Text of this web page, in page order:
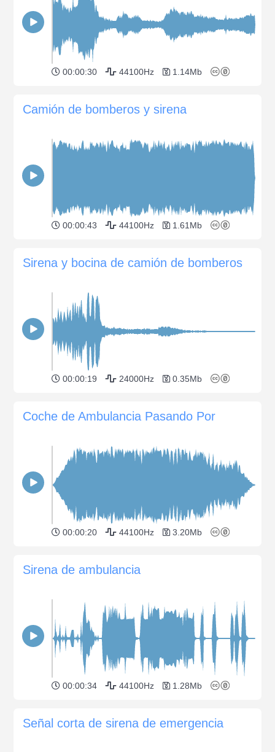
00:00:30 44100Hz 1.14Mb
Camión de bomberos y sirena
00:00:43 44100Hz 1.61Mb
Sirena y bocina de camión de bomberos
00:00:19 24000Hz 0.35Mb
Coche de Ambulancia Pasando Por
00:00:20 44100Hz 3.20Mb
Sirena de ambulancia
00:00:34 44100Hz 1.28Mb
Señal corta de sirena de emergencia